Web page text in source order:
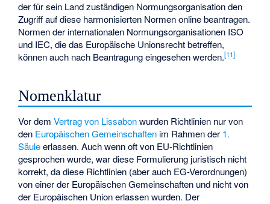
der für sein Land zuständigen Normungsorganisation den
Zugriff auf diese harmonisierten Normen online beantragen.
Normen der internationalen Normungsorganisationen ISO
und IEC, die das Europäische Unionsrecht betreffen,
können auch nach Beantragung eingesehen werden.[11]
Nomenklatur
Vor demVertrag von Lissabonwurden Richtlinien nur von
den Europäischen Gemeinschaften im Rahmen der 1.
Säuleerlassen. Auch wenn oft von EU-Richtlinien
gesprochen wurde, war diese Formulierung juristisch nicht
korrekt, da diese Richtlinien (aber auch EG-Verordnungen)
von einer der Europäischen Gemeinschaften und nicht von
der Europäischen Union erlassen wurden. Der